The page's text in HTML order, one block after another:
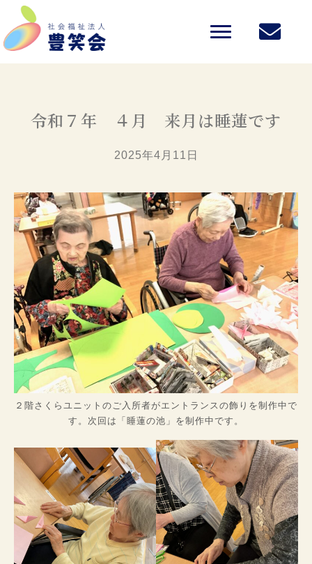
令和７年 ４月 来月は睡蓮です
2025年4月11日
２階さくらユニットのご入所者がエントランスの飾りを制作中で
す。次回は「睡蓮の池」を制作中です。